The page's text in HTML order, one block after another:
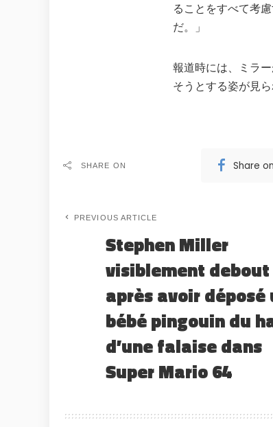
ることをすべて考
だ。」
報道時には、ミラ
そうとする姿が見ら
SHARE ON Share
PREVIOUS ARTICLE
Stephen Miller
visiblement debout
après avoir déposé
bébé pingouin du
d’une falaise dans
Super Mario 64